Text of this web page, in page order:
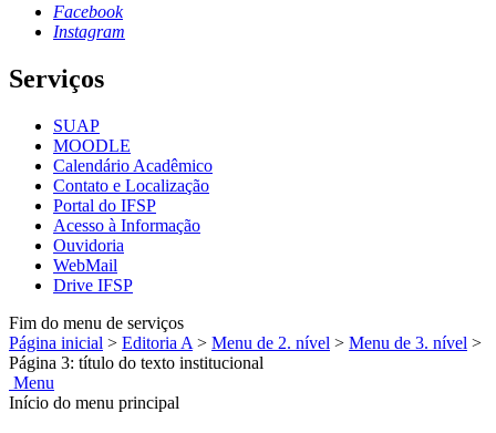
Facebook
Instagram
Serviços
SUAP
MOODLE
Calendário Acadêmico
Contato e Localização
Portal do IFSP
Acesso à Informação
Ouvidoria
WebMail
Drive IFSP
Fim do menu de serviços
Página inicial > Editoria A > Menu de 2. nível > Menu de 3. nível >
Página 3: título do texto institucional
Menu
Início do menu principal